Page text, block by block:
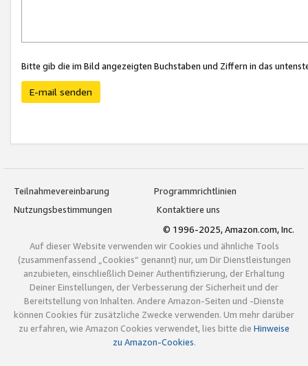
Bitte gib die im Bild angezeigten Buchstaben und Ziffern in das
E-mail senden
Teilnahmevereinbarung
Programmrichtlinien
Nutzungsbestimmungen
Kontaktiere uns
© 1996-2025, Amazon.com, Inc.
Auf dieser Website verwenden wir Cookies und ähnliche Tools
(zusammenfassend „Cookies“ genannt) nur, um Dir Dienstleistungen
anzubieten, einschließlich Deiner Authentifizierung, der Erhaltung
Deiner Einstellungen, der Verbesserung der Sicherheit und der
Bereitstellung von Inhalten. Andere Amazon-Seiten und -Dienste
können Cookies für zusätzliche Zwecke verwenden. Um mehr darüber
zu erfahren, wie Amazon Cookies verwendet, lies bitte die Hinweise
zu Amazon-Cookies.